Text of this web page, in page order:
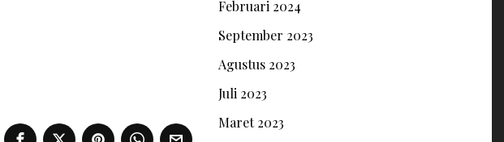
Februari 2024
September 2023
Agustus 2023
Juli 2023
Maret 2023